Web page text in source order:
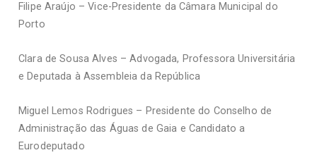
Filipe Araújo – Vice-Presidente da Câmara Municipal do
Porto
Clara de Sousa Alves – Advogada, Professora Universitária
e Deputada à Assembleia da República
Miguel Lemos Rodrigues – Presidente do Conselho de
Administração das Águas de Gaia e Candidato a
Eurodeputado